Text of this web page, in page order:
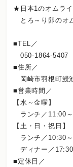
★日本1のオムライ
とろ～り卵のオ
■TEL／
050-1864-5407
■住所／
岡崎市羽根町鰻
■営業時間／
【水～金曜】
ランチ／11:00
【土・日・祝日】
ランチ／10:30
ディナー／
■定休日／